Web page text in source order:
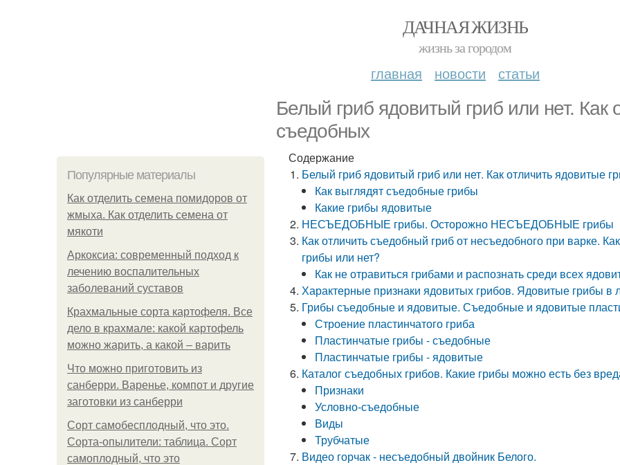
ДАЧНАЯ ЖИЗНЬ
жизнь за городом
главная новости статьи
Белый гриб ядовитый гриб или нет. Как
съедобных
Популярные материалы
Как отделить семена помидоров от
жмыха. Как отделить семена от
мякоти
Аркоксиа: современный подход к
лечению воспалительных
заболеваний суставов
Крахмальные сорта картофеля. Все
дело в крахмале: какой картофель
можно жарить, а какой – варить
Что можно приготовить из
санберри. Варенье, компот и другие
заготовки из санберри
Сорт самобесплодный, что это.
Сорта-опылители: таблица. Сорт
самоплодный, что это
Содержание
Белый гриб ядовитый гриб или нет. Как отличить ядовитые
Как выглядят съедобные грибы
Какие грибы ядовитые
НЕСЪЕДОБНЫЕ грибы. Осторожно НЕСЪЕДОБНЫЕ грибы
Как отличить съедобный гриб от несъедобного при варке.
грибы или нет?
Как не отравиться грибами и распознать среди всех
Характерные признаки ядовитых грибов. Ядовитые грибы в
Грибы съедобные и ядовитые. Съедобные и ядовитые
Строение пластинчатого гриба
Пластинчатые грибы - съедобные
Пластинчатые грибы - ядовитые
Каталог съедобных грибов. Какие грибы можно есть без
Признаки
Условно-съедобные
Виды
Трубчатые
Видео горчак - несъедобный двойник Белого.